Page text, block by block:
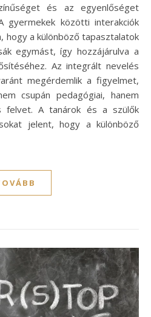
és az egyenlőséget
gyermekek közötti interakciók
hogy a különböző tapasztalatok
egymást, így hozzájárulva a
Az integrált nevelés
megérdemlik a figyelmet,
csupán pedagógiai, hanem
felvet. A tanárok és a szülők
jelent, hogy a különböző